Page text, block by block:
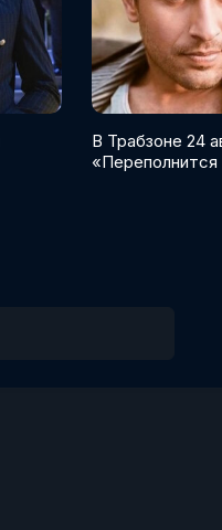
В Трабзоне 24